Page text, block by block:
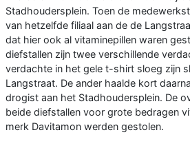
Stadhoudersplein. Toen de
van hetzelfde filiaal aan de de
dat hier ook al vitaminepillen waren
diefstallen zijn twee verschillende
verdachte in het gele t-shirt sloeg zijn
Langstraat. De ander haalde kort
drogist aan het Stadhoudersplein. De
beide diefstallen voor grote bedragen
merk Davitamon werden gestolen.